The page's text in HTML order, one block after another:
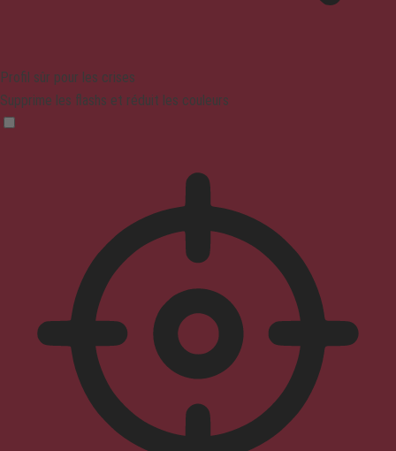
Profil sûr pour les crises
Supprime les flashs et réduit les couleurs